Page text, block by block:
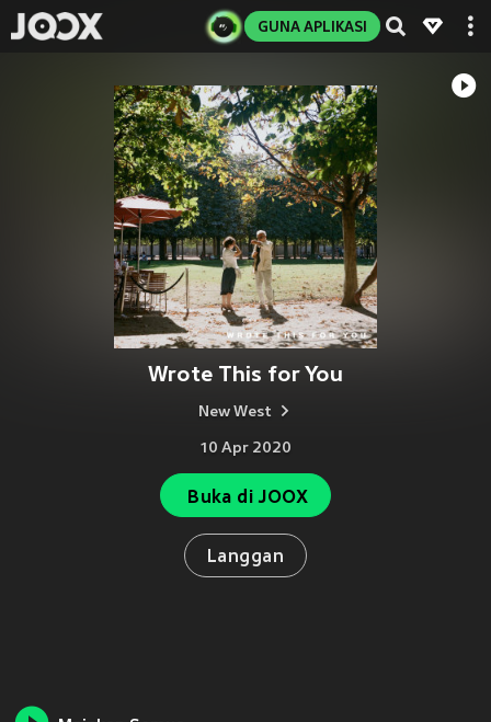
GUNA APLIKASI
Wrote This for You
New West
10 Apr 2020
Buka di JOOX
Langgan